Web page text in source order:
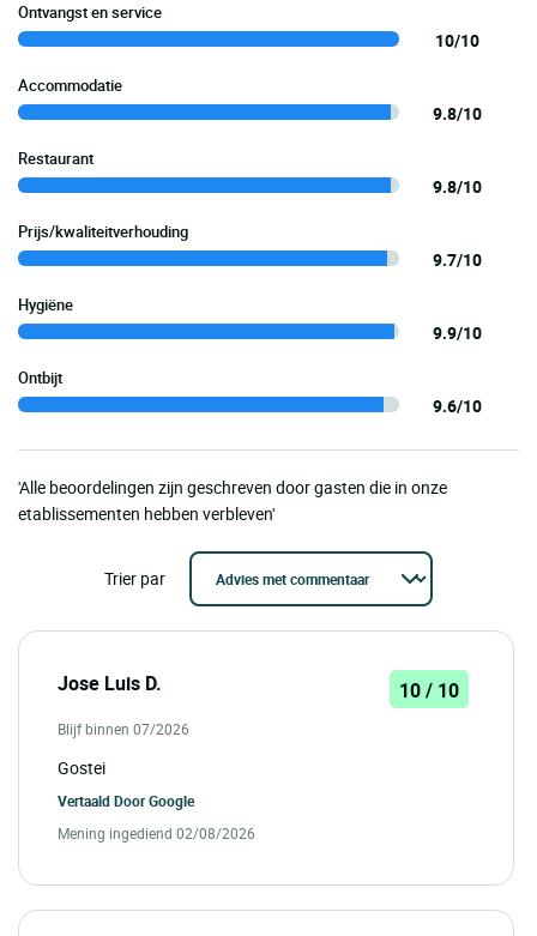
Ontvangst en service
10/10
Accommodatie
9.8/10
Restaurant
9.8/10
Prijs/kwaliteitverhouding
9.7/10
Hygiëne
9.9/10
Ontbijt
9.6/10
'Alle beoordelingen zijn geschreven door gasten die in onze
etablissementen hebben verbleven'
Trier par
Jose Luis D. 10 / 10
Blijf binnen 07/2026
Gostei
Vertaald DoorGoogle
Mening ingediend 02/08/2026